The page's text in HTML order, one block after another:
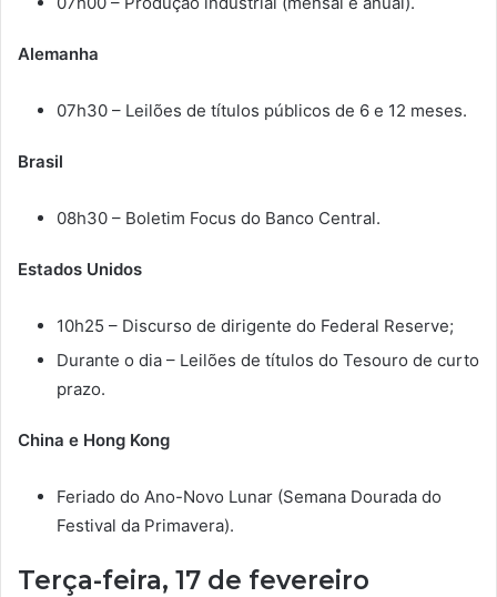
Alemanha
07h30 – Leilões de títulos públicos de 6 e 12 meses.
Brasil
08h30 – Boletim Focus do Banco Central.
Estados Unidos
10h25 – Discurso de dirigente do Federal Reserve;
Durante o dia – Leilões de títulos do Tesouro de curto
prazo.
China e Hong Kong
Feriado do Ano-Novo Lunar (Semana Dourada do
Festival da Primavera).
Terça-feira, 17 de fevereiro